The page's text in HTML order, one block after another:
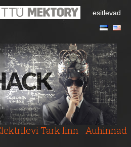
esitlevad
Tark linn Auhinnad